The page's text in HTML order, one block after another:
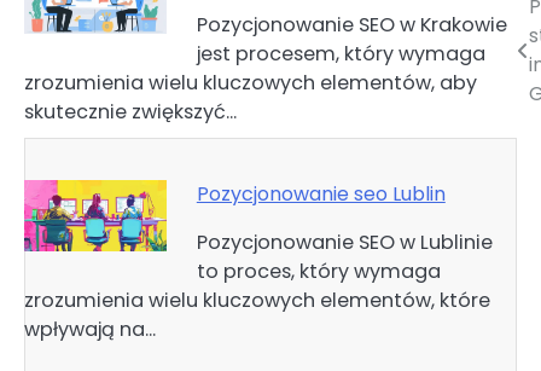
Pozycjonowanie SEO w Krakowie
jest procesem, który wymaga
zrozumienia wielu kluczowych elementów, aby
skutecznie zwiększyć…
Pozycjonowanie seo Lublin
Pozycjonowanie SEO w Lublinie
to proces, który wymaga
zrozumienia wielu kluczowych elementów, które
wpływają na…
Nawigacja